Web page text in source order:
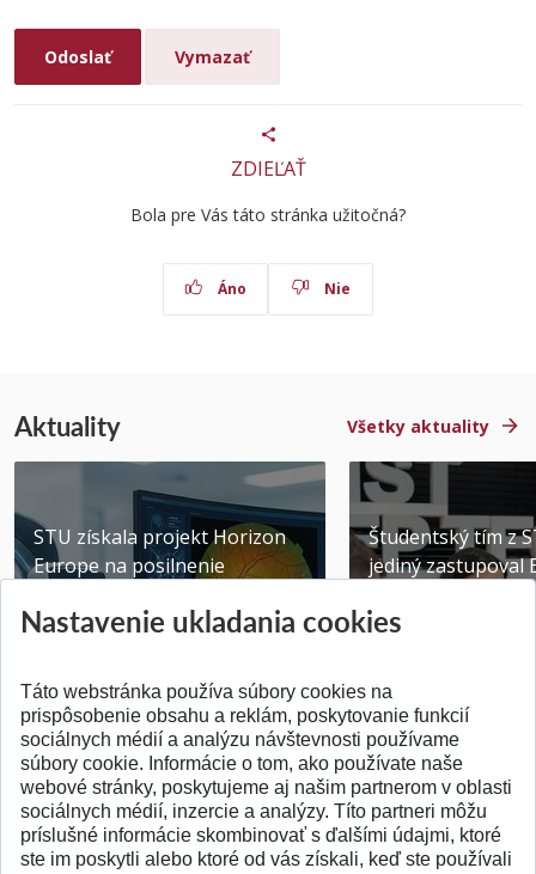
ZDIEĽAŤ
Bola pre Vás táto stránka užitočná?
Áno Nie
Aktuality Všetky aktuality
STU získala projekt Horizon
Europe na posilnenie
Publikované 31.07.2026
Študentský tím z
jediný zastupoval
Publikované
SPÄŤ NA VRCH
Nastavenie ukladania cookies
Táto webstránka používa súbory cookies na
prispôsobenie obsahu a reklám, poskytovanie funkcií
sociálnych médií a analýzu návštevnosti používame
súbory cookie. Informácie o tom, ako používate naše
webové stránky, poskytujeme aj našim partnerom v oblasti
sociálnych médií, inzercie a analýzy. Títo partneri môžu
príslušné informácie skombinovať s ďalšími údajmi, ktoré
ste im poskytli alebo ktoré od vás získali, keď ste používali